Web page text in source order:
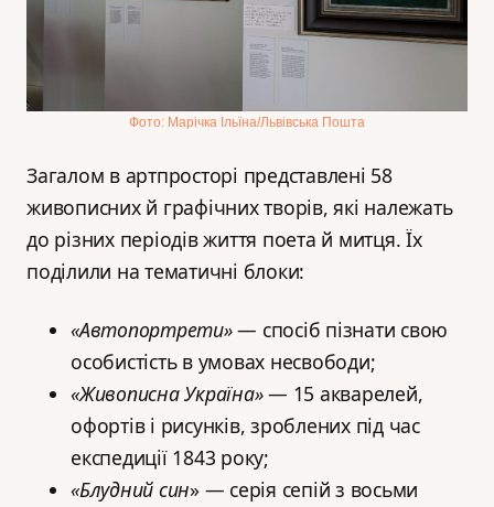
Фото: Марічка Ільїна/Львівська Пошта
Загалом в артпросторі представлені 58
живописних й графічних творів, які належать
до різних періодів життя поета й митця. Їх
поділили на тематичні блоки:
«Автопортрети»— спосіб пізнати свою
особистість в умовах несвободи;
«Живописна Україна»— 15 акварелей,
офортів і рисунків, зроблених під час
експедиції 1843 року;
«Блудний син» — серія сепій з восьми